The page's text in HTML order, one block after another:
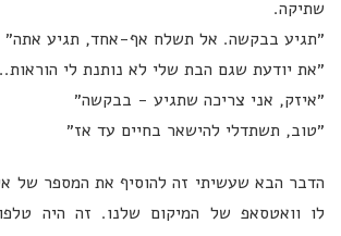
שתיקה.
״תגיע בבקשה. אל תשלח אף-אחד, תגיע אתה״
״את יודעת שגם הבת שלי לא נותנת לי
״איזק, אני צריכה שתגיע - בבקשה״
״טוב, תשתדלי להישאר בחיים עד אז״
הדבר הבא שעשיתי זה להוסיף את המספר של
לו וואטסאפ של המיקום שלנו. זה היה